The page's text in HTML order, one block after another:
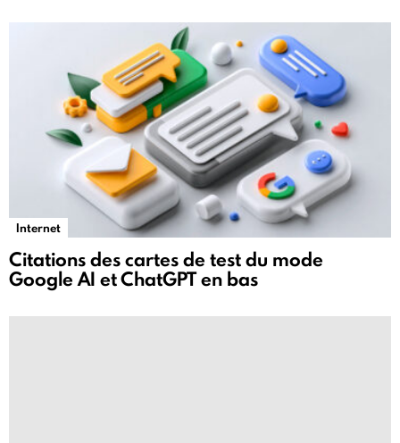
Internet
Citations des cartes de test du mode
Google AI et ChatGPT en bas